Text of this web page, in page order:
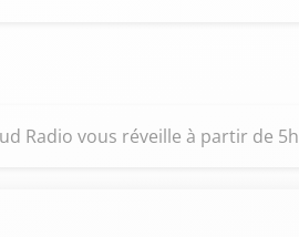
Radio vous réveille à partir de